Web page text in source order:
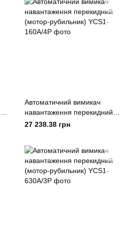
Автоматичний вимикач
навантаження перекидний
(мотор-рубильник) YCS1-
27 238.38 грн